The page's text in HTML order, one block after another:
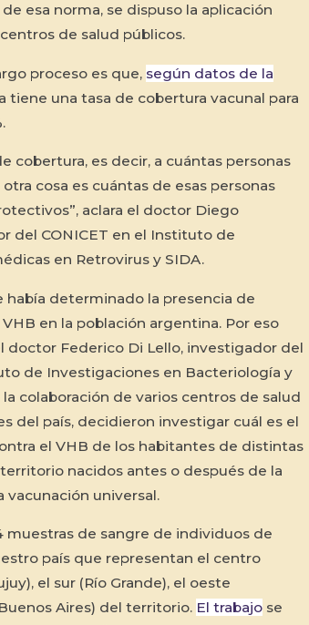
esa norma, se dispuso la aplicación
de salud públicos.
proceso es que, según datos de la
tiene una tasa de cobertura vacunal para
cobertura, es decir, a cuántas personas
cosa es cuántas de esas personas
aclara el doctor Diego
del CONICET en el Instituto de
en Retrovirus y SIDA.
había determinado la presencia de
en la población argentina. Por eso
doctor Federico Di Lello, investigador del
de Investigaciones en Bacteriología y
colaboración de varios centros de salud
del país, decidieron investigar cuál es el
el VHB de los habitantes de distintas
nacidos antes o después de la
universal.
muestras de sangre de individuos de
país que representan el centro
el sur (Río Grande), el oeste
Aires) del territorio. El trabajose